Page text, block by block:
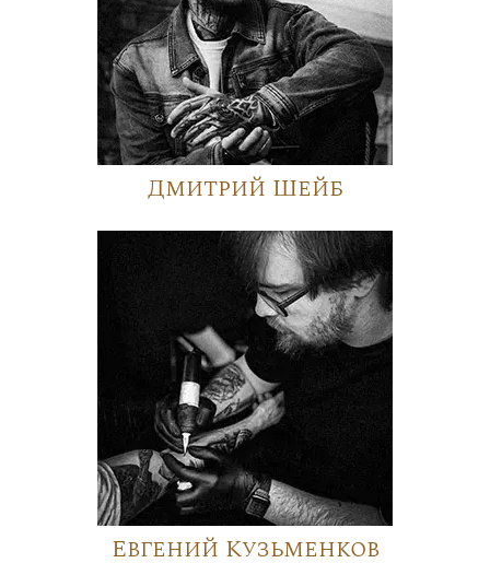
Дмитрий Шейб
Евгений Кузьменков